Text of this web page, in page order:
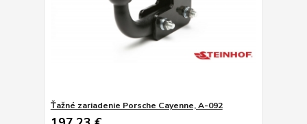
Ťažné zariadenie Porsche Cayenne, A-092